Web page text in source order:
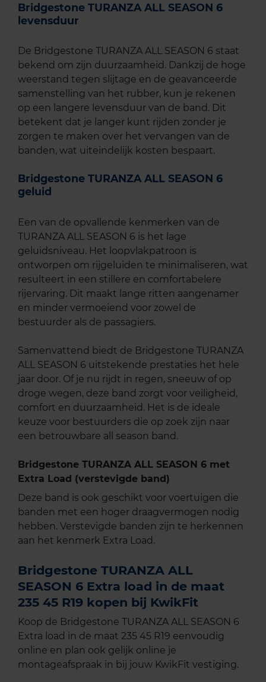
Bridgestone TURANZA ALL SEASON 6
levensduur
De Bridgestone TURANZA ALL SEASON 6 staat
bekend om zijn duurzaamheid. Dankzij de hoge
weerstand tegen slijtage en de geavanceerde
samenstelling van het rubber, kun je rekenen
op een langere levensduur van de band. Dit
betekent dat je langer kunt rijden zonder je
zorgen te maken over het vervangen van de
banden, wat uiteindelijk kosten bespaart.
Bridgestone TURANZA ALL SEASON 6
geluid
Een van de opvallende kenmerken van de
TURANZA ALL SEASON 6 is het lage
geluidsniveau. Het loopvlakpatroon is
ontworpen om rijgeluiden te minimaliseren, wat
resulteert in een stillere en comfortabelere
rijervaring. Dit maakt lange ritten aangenamer
en minder vermoeiend voor zowel de
bestuurder als de passagiers.
Samenvattend biedt de Bridgestone TURANZA
ALL SEASON 6 uitstekende prestaties het hele
jaar door. Of je nu rijdt in regen, sneeuw of op
droge wegen, deze band zorgt voor veiligheid,
comfort en duurzaamheid. Het is de ideale
keuze voor bestuurders die op zoek zijn naar
een betrouwbare all season band.
Bridgestone TURANZA ALL SEASON 6 met
Extra Load (verstevigde band)
Deze band is ook geschikt voor voertuigen die
banden met een hoger draagvermogen nodig
hebben. Verstevigde banden zijn te herkennen
aan het kenmerk Extra Load.
Bridgestone TURANZA ALL
SEASON 6 Extra load in de maat
235 45 R19 kopen bij KwikFit
Koop de Bridgestone TURANZA ALL SEASON 6
Extra load in de maat 235 45 R19 eenvoudig
online en plan ook gelijk online je
montageafspraak in bij jouw KwikFit vestiging.